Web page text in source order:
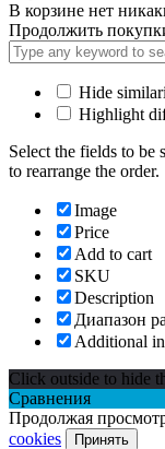
В корзине нет
Продолжить
Hide
Highlight
Select the fields to
to rearrange the order.
Image
Price
Add to cart
SKU
Description
Диапазон
Additional
Click outside to hide
Сравнения
Продолжая
cookies
Принять